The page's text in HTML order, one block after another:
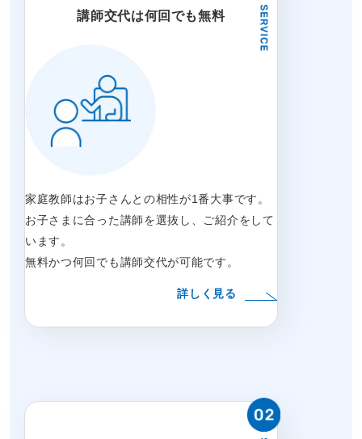
講師交代は何回でも無料
家庭教師はお子さんとの相性が1番大事です。
お子さまに合った講師を選抜し、ご紹介をして
います。
無料かつ何回でも講師交代が可能です。
詳しく見る